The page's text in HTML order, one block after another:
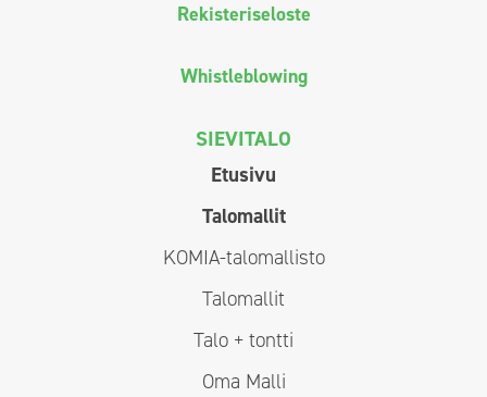
Rekisteriseloste
Whistleblowing
SIEVITALO
Etusivu
Talomallit
KOMIA-talomallisto
Talomallit
Talo + tontti
Oma Malli